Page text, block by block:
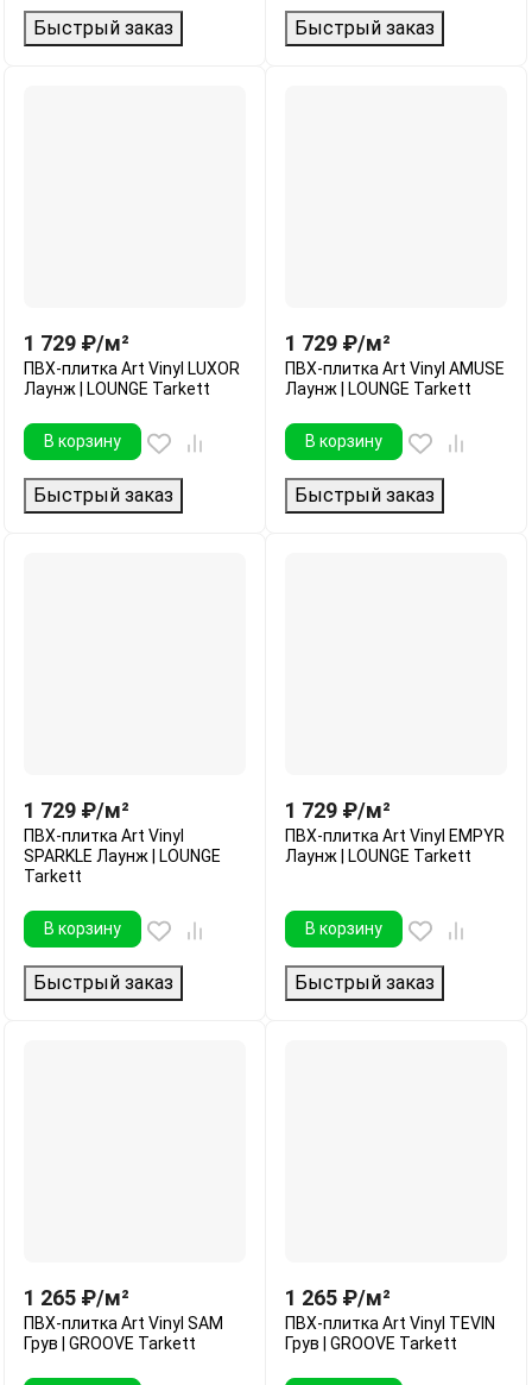
Быстрый заказ Быстрый заказ
1 729 ₽/м²
ПВХ-плитка Art Vinyl LUXOR
Лаунж | LOUNGE Tarkett
В корзину
Быстрый заказ
1 729 ₽/м²
ПВХ-плитка Art Vinyl AMUSE
Лаунж | LOUNGE Tarkett
В корзину
Быстрый заказ
1 729 ₽/м²
ПВХ-плитка Art Vinyl
SPARKLE Лаунж | LOUNGE
Tarkett
В корзину
Быстрый заказ
1 729 ₽/м²
ПВХ-плитка Art Vinyl EMPYR
Лаунж | LOUNGE Tarkett
В корзину
Быстрый заказ
1 265 ₽/м²
ПВХ-плитка Art Vinyl SAM
Грув | GROOVE Tarkett
1 265 ₽/м²
ПВХ-плитка Art Vinyl TEVIN
Грув | GROOVE Tarkett